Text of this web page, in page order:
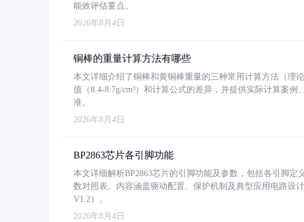
能效评估要点。
2026年8月4日
铜棒的重量计算方法有哪些
本文详细介绍了铜棒和黄铜棒重量的三种常用计算方法（理
值（8.4-8.7g/cm³）和计算公式的差异，并提供实际计算案
准。
2026年8月4日
BP2863芯片各引脚功能
本文详细解析BP2863芯片的引脚功能及参数，包括各引脚
数对照表。内容涵盖驱动配置、保护机制及典型应用电路设
V1.2）。
2026年8月4日